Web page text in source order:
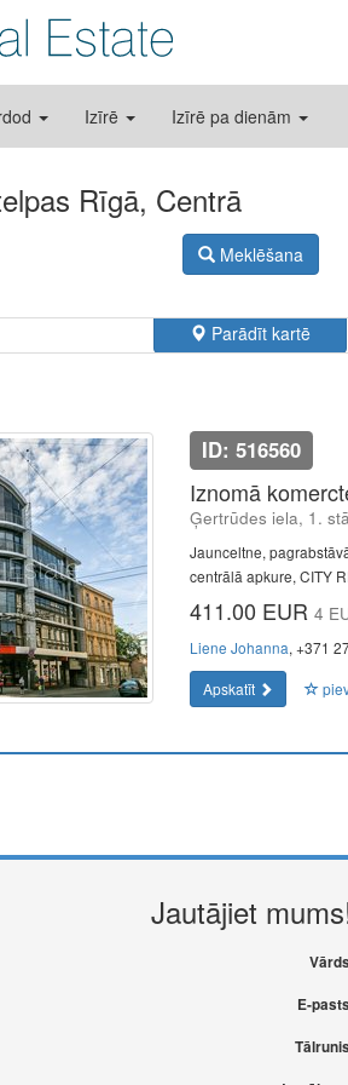
Izīrē Izīrē pa dienām
Rīgā, Centrā
Meklēšana
Parādīt kartē
ID: 516560
Iznomā
Ģertrūdes iela, 1.
Jaunceltne,
centrālā apkure, CITY
411.00 EUR 4
Liene Johanna, +371
Apskatīt
Jautājiet
Vārds
E-pasts
Tālrunis